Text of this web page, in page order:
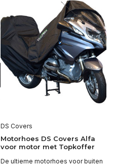
DS Covers
Motorhoes DS Covers Alfa
voor motor met Topkoffer
De ultieme motorhoes voor buiten